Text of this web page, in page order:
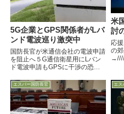
5G企業とGPS関係者がLバ
ンド電波巡り激突中
国防長官が米通信会社の電波申請
を阻止へ５G通信衛星用にLバン
ド電波申請もGPSに干渉の恐れ
間通信企業Ligado Networksが
2018年10月に打ち出した衛星を
利用した５Gネットワーク構築構
想に関し...
米
討
応
の
さ
エスパー国防長官 エス